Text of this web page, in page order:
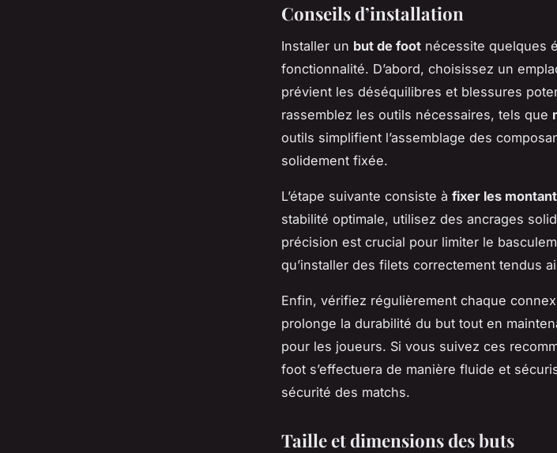
Conseils d’installation
Installer un but de foot nécessite quelques
fonctionnalité. D’abord, choisissez un
prévient les déséquilibres et blessures
rassemblez les outils nécessaires, tels que
outils simplifient l’assemblage des
solidement fixée.
L’étape suivante consiste à fixer les
stabilité optimale, utilisez des ancrages
précision est crucial pour limiter le
qu’installer des filets correctement tendus
Enfin, vérifiez régulièrement chaque
prolonge la durabilité du but tout en
pour les joueurs. Si vous suivez ces
foot s’effectuera de manière fluide et
sécurité des matchs.
Taille et dimensions des buts